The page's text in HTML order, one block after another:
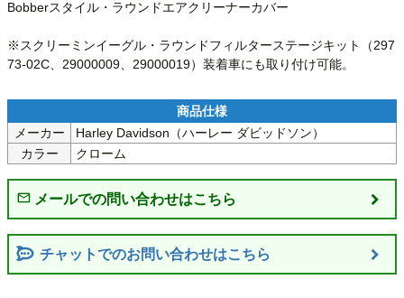
Bobberスタイル・ラウンドエアクリーナーカバー
※スクリーミンイーグル・ラウンドフィルターステージキット（297
73-02C、29000009、29000019）装着車にも取り付け可能。
メーカー
Harley Davidson（ハーレー ダビッドソン）
カラー
クローム
チャットでのお問い合わせはこちら